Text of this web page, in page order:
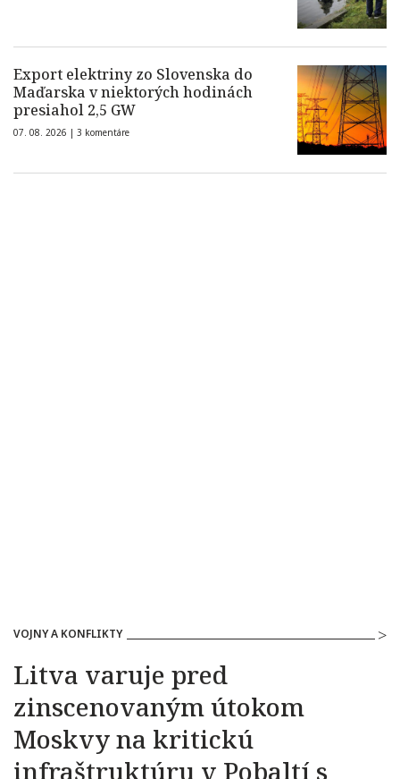
Export elektriny zo Slovenska do
Maďarska v niektorých hodinách
presiahol 2,5 GW
07. 08. 2026 | 3 komentáre
VOJNY A KONFLIKTY
Litva varuje pred
zinscenovaným útokom
Moskvy na kritickú
infraštruktúru v Pobaltí s